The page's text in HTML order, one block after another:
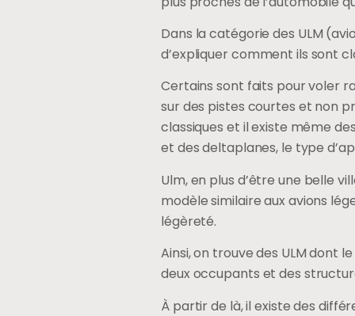
Dans la catégorie des ULM
d’expliquer comment ils sont
Certains sont faits pour voler
sur des pistes courtes et non
classiques et il existe même
et des deltaplanes, le type
Ulm, en plus d’être une belle
modèle similaire aux avions
légèreté.
Ainsi, on trouve des ULM dont
deux occupants et des
À partir de là, il existe des